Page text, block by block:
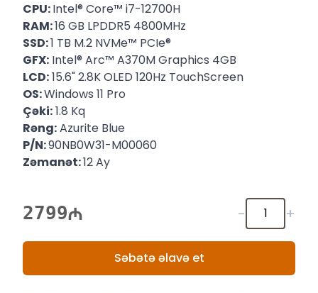
CPU:Intel®️ Core™️ i7-12700H
RAM:16 GB LPDDR5 4800MHz
SSD:1 TB M.2 NVMe™️ PCIe®️
GFX: Intel® Arc™ A370M Graphics 4GB
LCD:15.6" 2.8K OLED 120Hz TouchScreen
OS:Windows 11 Pro
Çəki:1.8 Kq
Rəng:Azurite Blue
P/N:90NB0W31-M00060
Zəmanət:12 Ay
2799 - +
Səbətə əlavə et